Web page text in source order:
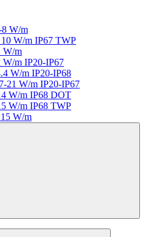
W/m
W/m IP67 TWP
W/m
m IP20-IP67
W/m IP20-IP68
21 W/m IP20-IP67
W/m IP68 DOT
W/m IP68 TWP
W/m